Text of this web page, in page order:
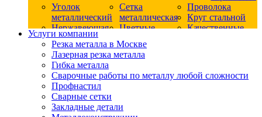
Уголок
металлический
Сетка
металлическая
Проволока
Круг стальной
Нержавеющая
сталь
Квадрат
нержавеющий
никельсодержащий
Круг
нержавеющий
безникелевый
жаропрочный
Цветные
Шестигранник
дюралевый
дюралевый
Качественные
Услуги компании
Резка металла в Москве
Лазерная резка металла
Гибка металла
Сварочные работы по металлу любой сложности
Профнастил
Сварные сетки
Закладные детали